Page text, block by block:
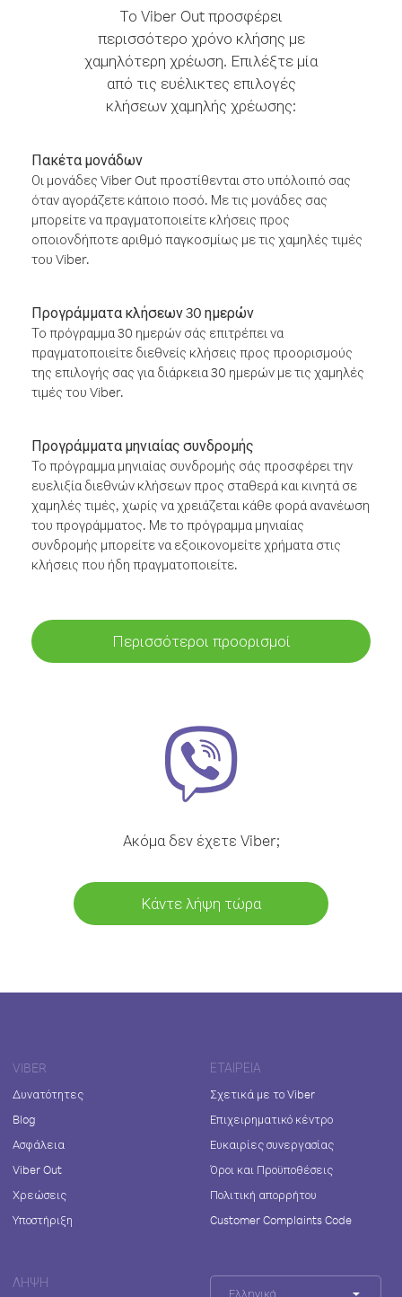
Το Viber Out προσφέρει
περισσότερο χρόνο κλήσης με
χαμηλότερη χρέωση. Επιλέξτε μία
από τις ευέλικτες επιλογές
κλήσεων χαμηλής χρέωσης:
Πακέτα μονάδων
Οι μονάδες Viber Out προστίθενται στο υπόλοιπό σας
όταν αγοράζετε κάποιο ποσό. Με τις μονάδες σας
μπορείτε να πραγματοποιείτε κλήσεις προς
οποιονδήποτε αριθμό παγκοσμίως με τις χαμηλές τιμές
του Viber.
Προγράμματα κλήσεων 30 ημερών
Το πρόγραμμα 30 ημερών σάς επιτρέπει να
πραγματοποιείτε διεθνείς κλήσεις προς προορισμούς
της επιλογής σας για διάρκεια 30 ημερών με τις χαμηλές
τιμές του Viber.
Προγράμματα μηνιαίας συνδρομής
Το πρόγραμμα μηνιαίας συνδρομής σάς προσφέρει την
ευελιξία διεθνών κλήσεων προς σταθερά και κινητά σε
χαμηλές τιμές, χωρίς να χρειάζεται κάθε φορά ανανέωση
του προγράμματος. Με το πρόγραμμα μηνιαίας
συνδρομής μπορείτε να εξοικονομείτε χρήματα στις
κλήσεις που ήδη πραγματοποιείτε.
Περισσότεροι προορισμοί
Ακόμα δεν έχετε Viber;
Κάντε λήψη τώρα
VIBER
Δυνατότητες
Blog
Ασφάλεια
Viber Out
Χρεώσεις
Υποστήριξη
ΕΤΑΙΡΕΊΑ
Σχετικά με το Viber
Επιχειρηματικό κέντρο
Ευκαιρίες συνεργασίας
Όροι και Προϋποθέσεις
Πολιτική απορρήτου
Customer Complaints Code
ΛΉΨΗ
Ελληνικά